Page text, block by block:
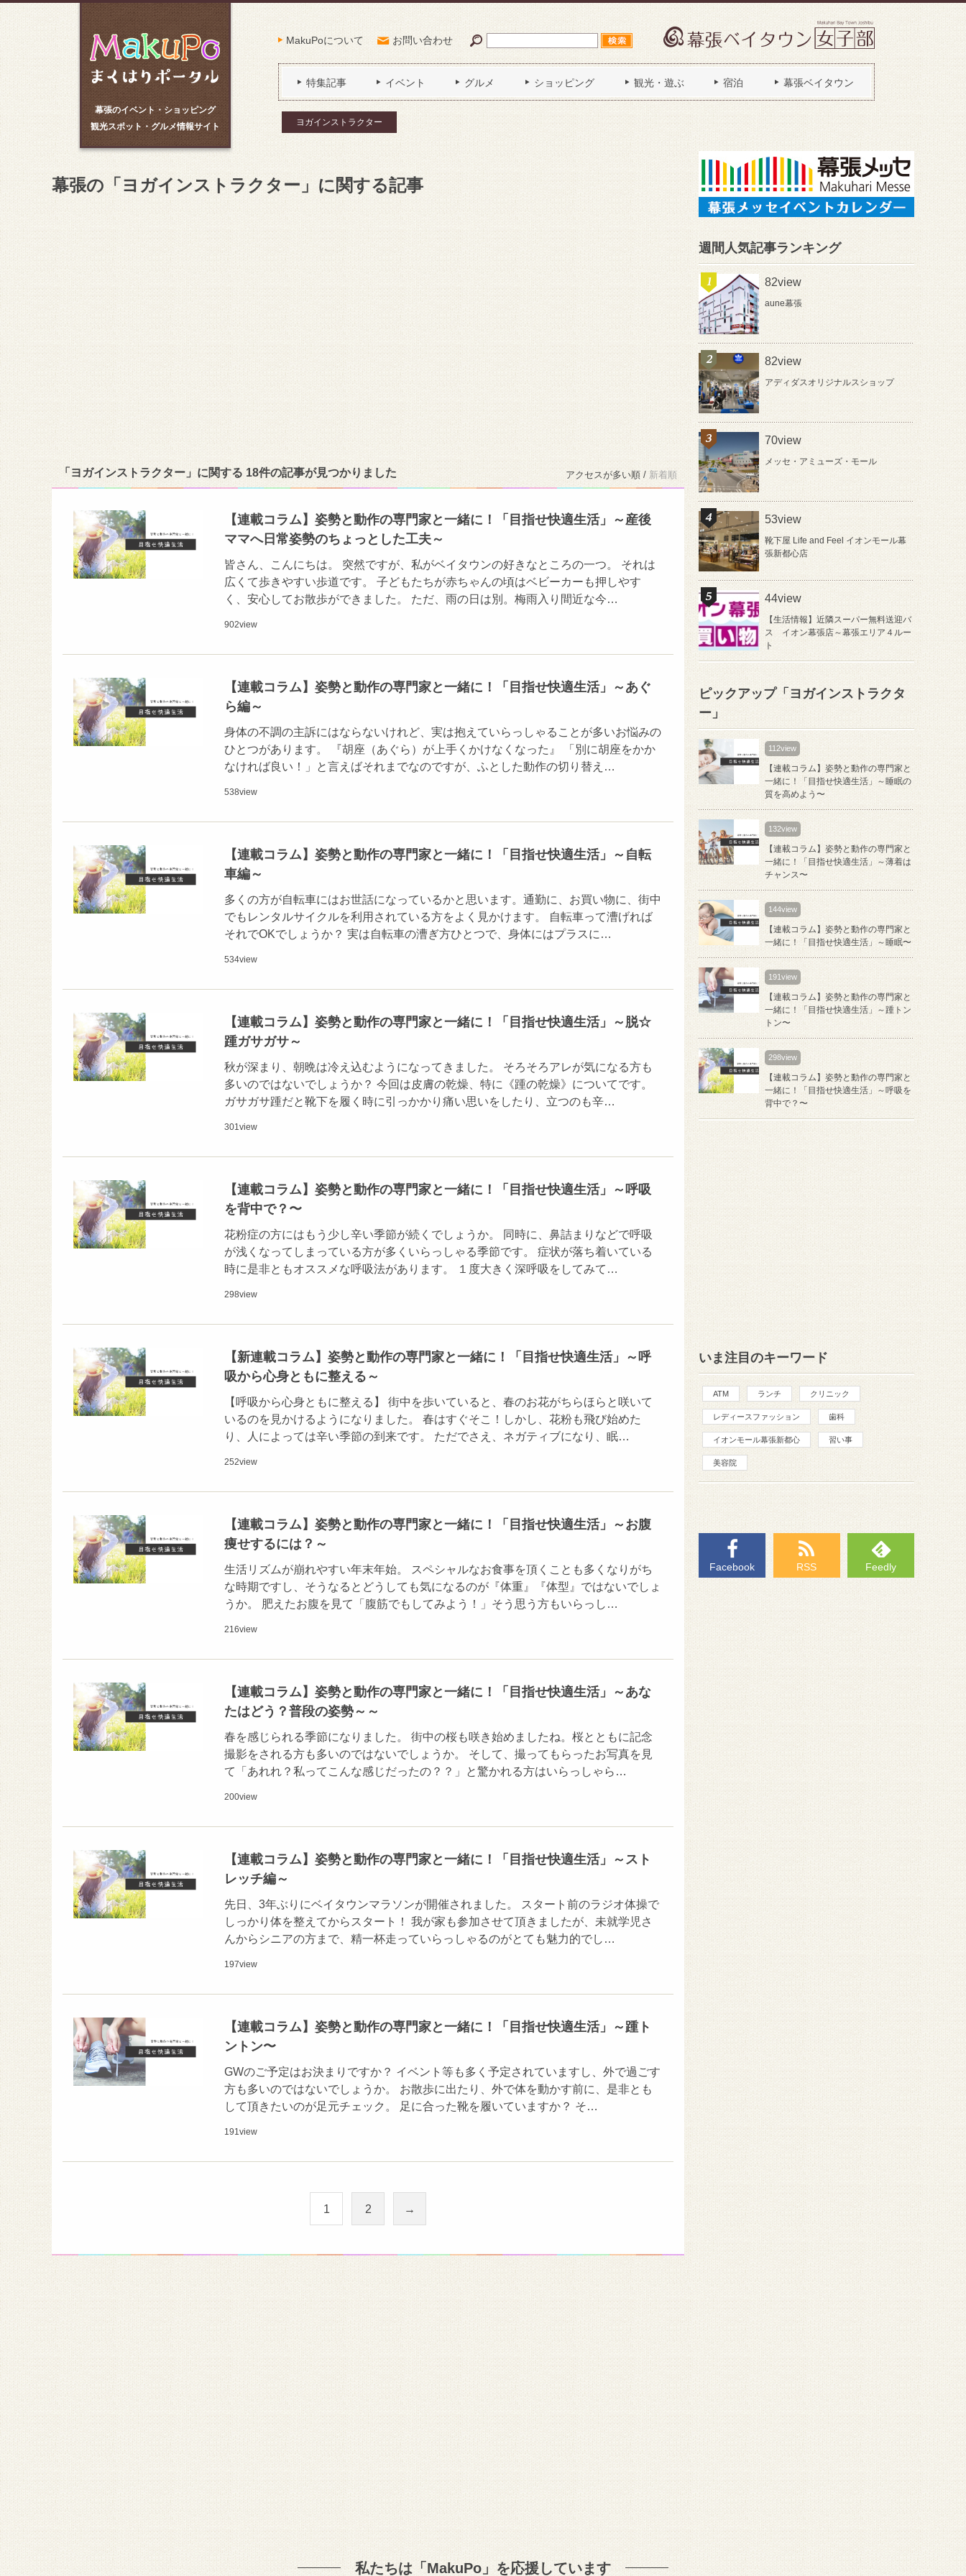
幕張のイベント・ショッピング
観光スポット・グルメ情報サイト
MakuPoについて お問い合わせ
特集記事 イベント グルメ ショッピング 観光・遊ぶ 宿泊 幕張ベイタウン
ヨガインストラクター
幕張の「ヨガインストラクター」に関する記事
「ヨガインストラクター」に関する 18件の記事が見つかりました アクセスが多い順 / 新着順
【連載コラム】姿勢と動作の専門家と一緒に！「目指せ快適生活」～産後
ママへ日常姿勢のちょっとした工夫～
皆さん、こんにちは。 突然ですが、私がベイタウンの好きなところの一つ。 それは
広くて歩きやすい歩道です。 子どもたちが赤ちゃんの頃はベビーカーも押しやす
く、安心してお散歩ができました。 ただ、雨の日は別。梅雨入り間近な今…
902view
【連載コラム】姿勢と動作の専門家と一緒に！「目指せ快適生活」～あぐ
ら編～
身体の不調の主訴にはならないけれど、実は抱えていらっしゃることが多いお悩みの
ひとつがあります。 『胡座（あぐら）が上手くかけなくなった』 「別に胡座をかか
なければ良い！」と言えばそれまでなのですが、ふとした動作の切り替え…
538view
【連載コラム】姿勢と動作の専門家と一緒に！「目指せ快適生活」～自転
車編～
多くの方が自転車にはお世話になっているかと思います。通勤に、お買い物に、街中
でもレンタルサイクルを利用されている方をよく見かけます。 自転車って漕げれば
それでOKでしょうか？ 実は自転車の漕ぎ方ひとつで、身体にはプラスに…
534view
【連載コラム】姿勢と動作の専門家と一緒に！「目指せ快適生活」～脱☆
踵ガサガサ～
秋が深まり、朝晩は冷え込むようになってきました。 そろそろアレが気になる方も
多いのではないでしょうか？ 今回は皮膚の乾燥、特に《踵の乾燥》についてです。
ガサガサ踵だと靴下を履く時に引っかかり痛い思いをしたり、立つのも辛…
301view
【連載コラム】姿勢と動作の専門家と一緒に！「目指せ快適生活」～呼吸
を背中で？〜
花粉症の方にはもう少し辛い季節が続くでしょうか。 同時に、鼻詰まりなどで呼吸
が浅くなってしまっている方が多くいらっしゃる季節です。 症状が落ち着いている
時に是非ともオススメな呼吸法があります。 １度大きく深呼吸をしてみて…
298view
【新連載コラム】姿勢と動作の専門家と一緒に！「目指せ快適生活」～呼
吸から心身ともに整える～
【呼吸から心身ともに整える】 街中を歩いていると、春のお花がちらほらと咲いて
いるのを見かけるようになりました。 春はすぐそこ！しかし、花粉も飛び始めた
り、人によっては辛い季節の到来です。 ただでさえ、ネガティブになり、眠…
252view
【連載コラム】姿勢と動作の専門家と一緒に！「目指せ快適生活」～お腹
痩せするには？～
生活リズムが崩れやすい年末年始。 スペシャルなお食事を頂くことも多くなりがち
な時期ですし、そうなるとどうしても気になるのが『体重』『体型』ではないでしょ
うか。 肥えたお腹を見て「腹筋でもしてみよう！」そう思う方もいらっし…
216view
【連載コラム】姿勢と動作の専門家と一緒に！「目指せ快適生活」～あな
たはどう？普段の姿勢～～
春を感じられる季節になりました。 街中の桜も咲き始めましたね。桜とともに記念
撮影をされる方も多いのではないでしょうか。 そして、撮ってもらったお写真を見
て「あれれ？私ってこんな感じだったの？？」と驚かれる方はいらっしゃら…
200view
【連載コラム】姿勢と動作の専門家と一緒に！「目指せ快適生活」～スト
レッチ編～
先日、3年ぶりにベイタウンマラソンが開催されました。 スタート前のラジオ体操で
しっかり体を整えてからスタート！ 我が家も参加させて頂きましたが、未就学児さ
んからシニアの方まで、精一杯走っていらっしゃるのがとても魅力的でし…
197view
【連載コラム】姿勢と動作の専門家と一緒に！「目指せ快適生活」～踵ト
ントン〜
GWのご予定はお決まりですか？ イベント等も多く予定されていますし、外で過ごす
方も多いのではないでしょうか。 お散歩に出たり、外で体を動かす前に、是非とも
して頂きたいのが足元チェック。 足に合った靴を履いていますか？ そ…
191view
1 2 →
週間人気記事ランキング
82view
aune幕張
82view
アディダスオリジナルスショップ
70view
メッセ・アミューズ・モール
53view
靴下屋 Life and Feel イオンモール幕
張新都心店
44view
【生活情報】近隣スーパー無料送迎バ
ス イオン幕張店～幕張エリア４ルー
ト
ピックアップ「ヨガインストラクタ
ー」
112view
【連載コラム】姿勢と動作の専門家と
一緒に！「目指せ快適生活」～睡眠の
質を高めよう〜
132view
【連載コラム】姿勢と動作の専門家と
一緒に！「目指せ快適生活」～薄着は
チャンス〜
144view
【連載コラム】姿勢と動作の専門家と
一緒に！「目指せ快適生活」～睡眠〜
191view
【連載コラム】姿勢と動作の専門家と
一緒に！「目指せ快適生活」～踵トン
トン〜
298view
【連載コラム】姿勢と動作の専門家と
一緒に！「目指せ快適生活」～呼吸を
背中で？〜
いま注目のキーワード
ATM ランチ クリニック
レディースファッション 歯科
イオンモール幕張新都心 習い事
美容院
Facebook RSS Feedly
私たちは「MakuPo」を応援しています